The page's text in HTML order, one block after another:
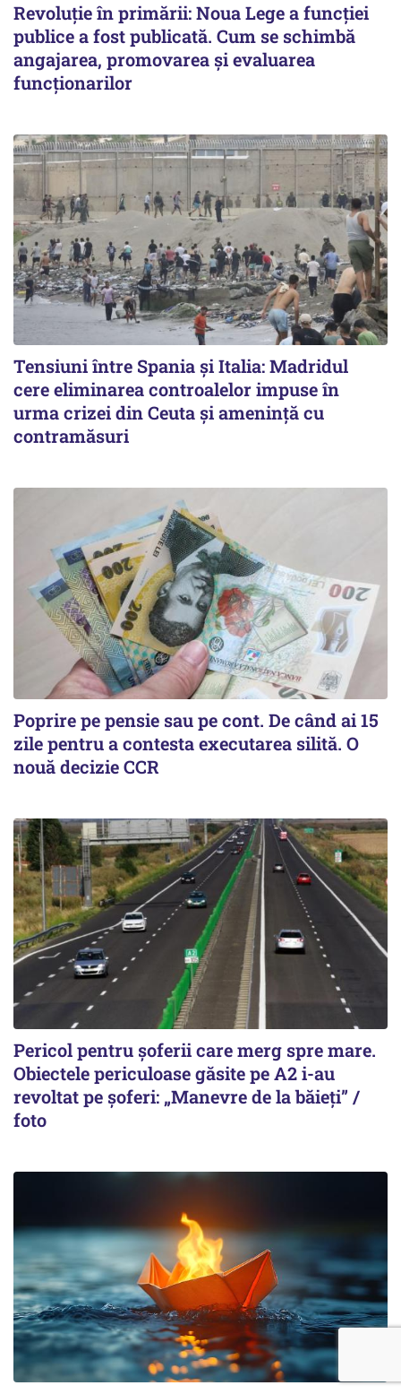
Revoluție în primării: Noua Lege a funcției
publice a fost publicată. Cum se schimbă
angajarea, promovarea și evaluarea
funcționarilor
Tensiuni între Spania și Italia: Madridul
cere eliminarea controalelor impuse în
urma crizei din Ceuta și amenință cu
contramăsuri
Poprire pe pensie sau pe cont. De când ai 15
zile pentru a contesta executarea silită. O
nouă decizie CCR
Pericol pentru șoferii care merg spre mare.
Obiectele periculoase găsite pe A2 i-au
revoltat pe șoferi: „Manevre de la băieți” /
foto